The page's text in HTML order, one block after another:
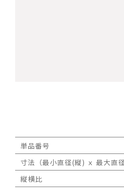
単品番号
寸法（最小直径(縦) ｘ 最大直
縦横比